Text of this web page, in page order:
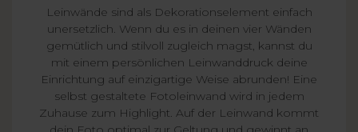
Leinwände sind als Dekorationselement einfach
unersetzlich. Wenn du es in deinen vier Wänden
gemütlich und stilvoll zugleich magst, kannst du
mit einem persönlichen Leinwanddruck deine
Einrichtung auf einzigartige Weise abrunden! Eine
selbst gestaltete Fotoleinwand wird in jedem
Zuhause zum Highlight. Auf der Leinwand kommt